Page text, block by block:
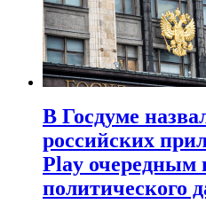
В Госдуме
российских
Play очередным
политического